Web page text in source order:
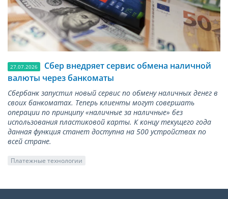
27.07.2026
Сбер внедряет сервис обмена наличной
валюты через банкоматы
Сбербанк запустил новый сервис по обмену наличных денег в
своих банкоматах. Теперь клиенты могут совершать
операции по принципу «наличные за наличные» без
использования пластиковой карты. К концу текущего года
данная функция станет доступна на 500 устройствах по
всей стране.
Платежные технологии